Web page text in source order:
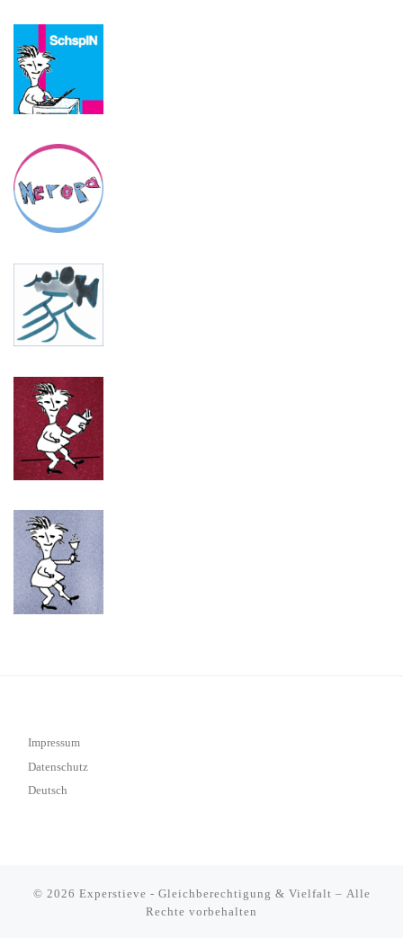
Impressum
Datenschutz
Deutsch
© 2026 Experstieve - Gleichberechtigung & Vielfalt – Alle
Rechte vorbehalten